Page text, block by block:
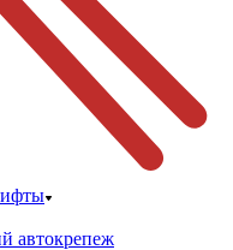
автокрепеж